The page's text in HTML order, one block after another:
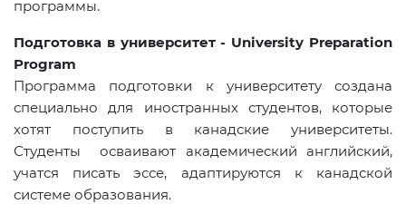
программы.
Подготовка в университет- University Preparation
Program
Программа подготовки к университету создана
специально для иностранных студентов, которые
хотят поступить в канадские университеты.
Студенты осваивают академический английский,
учатся писать эссе, адаптируются к канадской
системе образования.